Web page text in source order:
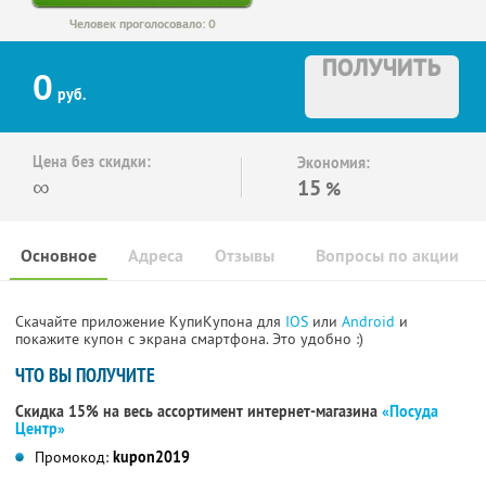
Человек проголосовало: 0
0 руб.
ПОЛУЧИТЬ
Цена без скидки:
∞
Экономия:
15 %
Основное Отзывы Вопросы по акции
Адреса
Скачайте приложение КупиКупона для IOS или Android и
покажите купон с экрана смартфона. Это удобно :)
ЧТО ВЫ ПОЛУЧИТЕ
Скидка 15% на весь ассортимент интернет-магазина «Посуда
Центр»
Промокод: kupon2019